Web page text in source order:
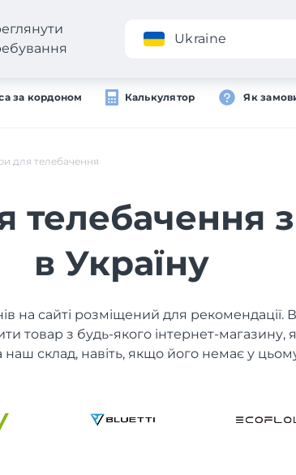
Додаток
за кордоном Калькулятор Як
Ukraine
для телебачення
телебачення
в Україну
на сайті розміщений для рекомендації.
товар з будь-якого інтернет-магазину,
наш склад, навіть, якщо його немає у